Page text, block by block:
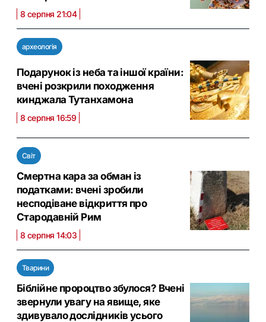
8 серпня 21:04
археологія
Подарунок із неба та іншої країни:
вчені розкрили походження
кинджала Тутанхамона
8 серпня 16:59
Світ
Смертна кара за обман із
податками: вчені зробили
несподіване відкриття про
Стародавній Рим
8 серпня 14:03
Тварини
Біблійне пророцтво збулося? Вчені
звернули увагу на явище, яке
здивувало дослідників усього